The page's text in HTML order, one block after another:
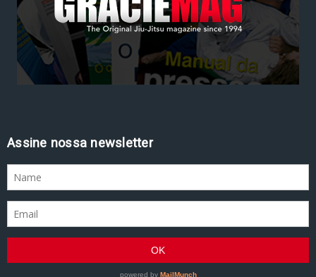
Assine nossa newsletter